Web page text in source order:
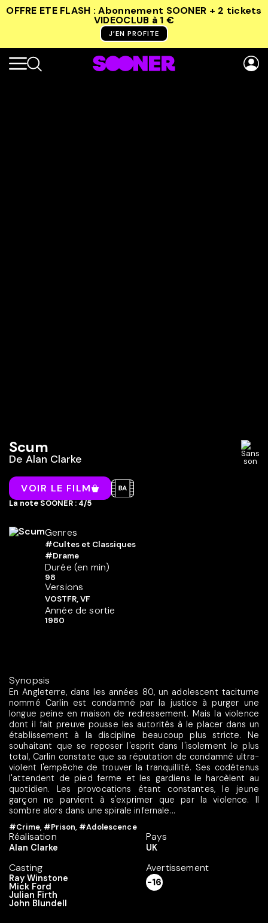
OFFRE ETE FLASH : Abonnement SOONER + 2 tickets
VIDEOCLUB à 1 €
J’EN PROFITE
Scum
De Alan Clarke
VOIR LE FILM
La note SOONER : 4/5
Genres
#Cultes et Classiques
#Drame
Durée (en min)
98
Versions
VOSTFR, VF
Année de sortie
1980
Synopsis
En Angleterre, dans les années 80, un adolescent taciturne
nommé Carlin est condamné par la justice à purger une
longue peine en maison de redressement. Mais la violence
dont il fait preuve pousse les autorités à le placer dans un
établissement à la discipline beaucoup plus stricte. Ne
souhaitant que se reposer l'esprit dans l'isolement le plus
total, Carlin constate que sa réputation de condamné ultra-
violent l'empêche de trouver la tranquillité. Ses codétenus
l'attendent de pied ferme et les gardiens le harcèlent au
quotidien. Les provocations étant constantes, le jeune
garçon ne parvient à s'exprimer que par la violence. Il
sombre alors dans une spirale infernale...
#Crime, #Prison, #Adolescence
Réalisation
Alan Clarke
Casting
Ray Winstone
Mick Ford
Julian Firth
John Blundell
Pays
UK
Avertissement
-16